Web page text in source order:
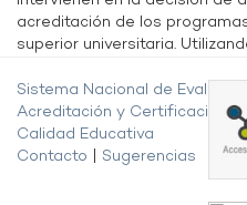
acreditación de los
superior universitaria.
Sistema Nacional de
Acreditación y Certificación
Calidad Educativa
Contacto
Sugerencias